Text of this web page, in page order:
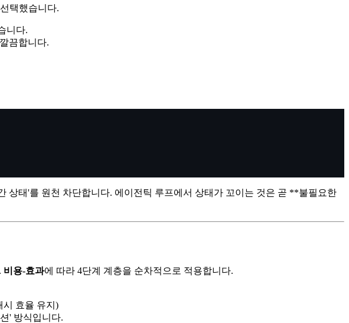
택했습니다.
니다.
끔합니다.
상태'를 원천 차단합니다. 에이전틱 루프에서 상태가 꼬이는 것은 곧 **불필요한
비용-효과에 따라 4단계 계층을 순차적으로 적용합니다.
시 효율 유지)
' 방식입니다.